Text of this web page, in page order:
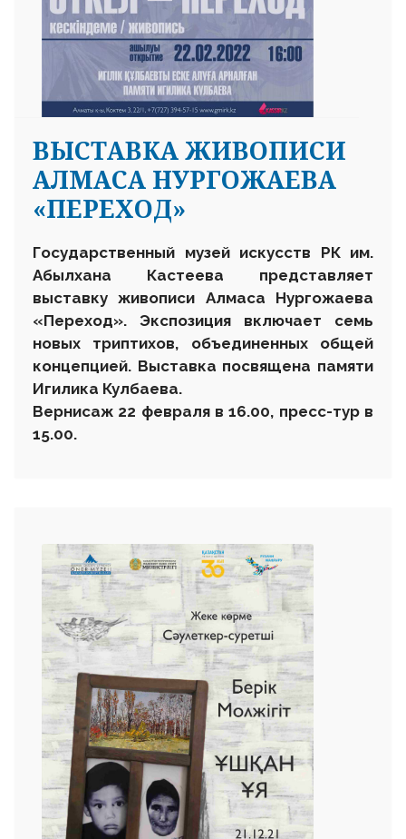
ВЫСТАВКА ЖИВОПИСИ
АЛМАСА НУРГОЖАЕВА
«ПЕРЕХОД»
Государственный музей искусств РК им.
Абылхана Кастеева представляет
выставку живописи Алмаса Нургожаева
«Переход». Экспозиция включает семь
новых триптихов, объединенных общей
концепцией. Выставка посвящена памяти
Игилика Кулбаева.
Вернисаж 22 февраля в 16.00, пресс-тур в
15.00.